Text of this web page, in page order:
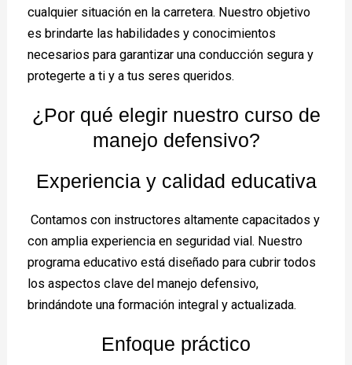
cualquier situación en la carretera. Nuestro objetivo
es brindarte las habilidades y conocimientos
necesarios para garantizar una conducción segura y
protegerte a ti y a tus seres queridos.
¿Por qué elegir nuestro curso de
manejo defensivo?
Experiencia y calidad educativa
Contamos con instructores altamente capacitados y
con amplia experiencia en seguridad vial. Nuestro
programa educativo está diseñado para cubrir todos
los aspectos clave del manejo defensivo,
brindándote una formación integral y actualizada.
Enfoque práctico